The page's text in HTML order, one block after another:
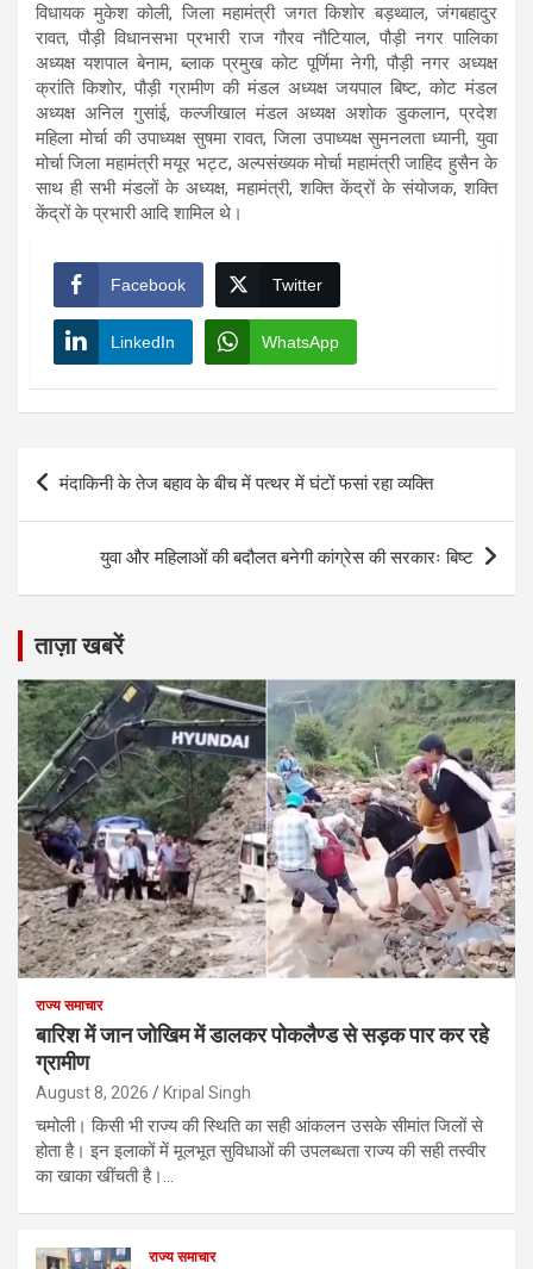
विधायक मुकेश कोली, जिला महामंत्री जगत किशोर बड़थ्वाल, जंगबहादुर
रावत, पौड़ी विधानसभा प्रभारी राज गौरव नौटियाल, पौड़ी नगर पालिका
अध्यक्ष यशपाल बेनाम, ब्लाक प्रमुख कोट पूर्णिमा नेगी, पौड़ी नगर अध्यक्ष
क्रांति किशोर, पौड़ी ग्रामीण की मंडल अध्यक्ष जयपाल बिष्ट, कोट मंडल
अध्यक्ष अनिल गुसांई, कल्जीखाल मंडल अध्यक्ष अशोक डुकलान, प्रदेश
महिला मोर्चा की उपाध्यक्ष सुषमा रावत, जिला उपाध्यक्ष सुमनलता ध्यानी, युवा
मोर्चा जिला महामंत्री मयूर भट्ट, अल्पसंख्यक मोर्चा महामंत्री जाहिद हुसैन के
साथ ही सभी मंडलों के अध्यक्ष, महामंत्री, शक्ति केंद्रों के संयोजक, शक्ति
केंद्रों के प्रभारी आदि शामिल थे।
Facebook Twitter
LinkedIn WhatsApp
Post
मंदाकिनी के तेज बहाव के बीच में पत्थर में घंटों फसां रहा व्यक्ति
युवा और महिलाओं की बदौलत बनेगी कांग्रेस की सरकारः बिष्ट
ताज़ा खबरें
राज्य समाचार
बारिश में जान जोखिम में डालकर पोकलैण्ड से सड़क पार कर रहे
ग्रामीण
August 8, 2026 Kripal Singh
चमोली। किसी भी राज्य की स्थिति का सही आंकलन उसके सीमांत जिलों से
होता है। इन इलाकों में मूलभूत सुविधाओं की उपलब्धता राज्य की सही तस्वीर
का खाका खींचती है।…
राज्य समाचार